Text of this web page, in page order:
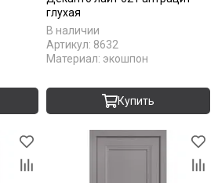
глухая
В наличии
Артикул: 8632
Материал: экошпон
Купить